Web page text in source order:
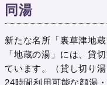
同湯
新たな名所「裏草津地
「地蔵の湯」には、貸
ています。（貸し切り
24時間利用可能な顔湯